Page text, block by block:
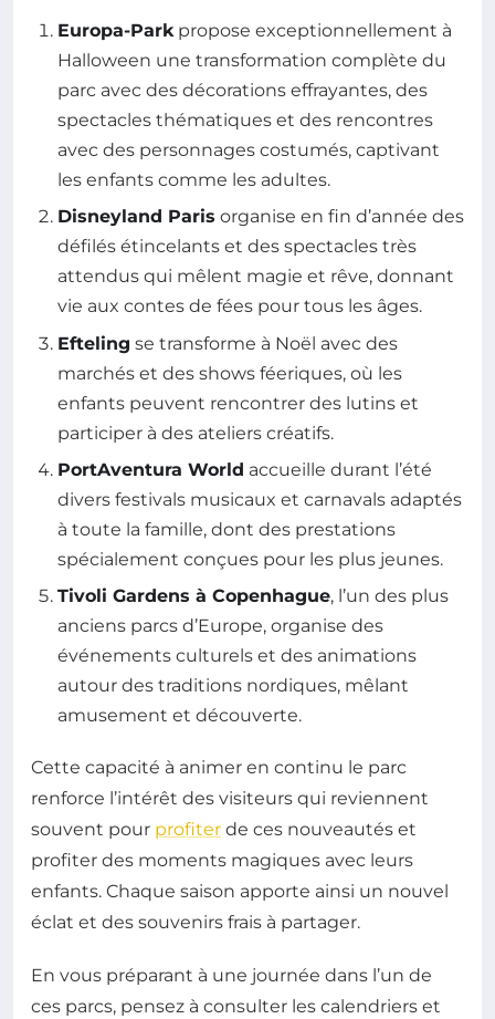
Europa-Parkpropose exceptionnellement à
Halloween une transformation complète du
parc avec des décorations effrayantes, des
spectacles thématiques et des rencontres
avec des personnages costumés, captivant
les enfants comme les adultes.
Disneyland Paris organise en fin d’année des
défilés étincelants et des spectacles très
attendus qui mêlent magie et rêve, donnant
vie aux contes de fées pour tous les âges.
Efteling se transforme à Noël avec des
marchés et des shows féeriques, où les
enfants peuvent rencontrer des lutins et
participer à des ateliers créatifs.
PortAventura World accueille durant l’été
divers festivals musicaux et carnavals adaptés
à toute la famille, dont des prestations
spécialement conçues pour les plus jeunes.
Tivoli Gardens à Copenhague, l’un des plus
anciens parcs d’Europe, organise des
événements culturels et des animations
autour des traditions nordiques, mêlant
amusement et découverte.
Cette capacité à animer en continu le parc
renforce l’intérêt des visiteurs qui reviennent
souvent pour profiter de ces nouveautés et
profiter des moments magiques avec leurs
enfants. Chaque saison apporte ainsi un nouvel
éclat et des souvenirs frais à partager.
En vous préparant à une journée dans l’un de
ces parcs, pensez à consulter les calendriers et